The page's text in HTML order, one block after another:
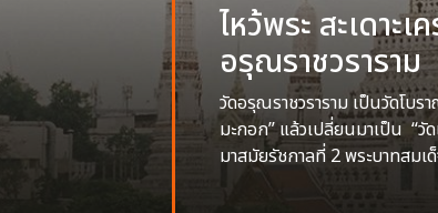
ไหว้พระ สะเดาะ
อรุณราชวราราม
วัดอรุณราชวราราม เป็นวัดโบร
มะกอก” แล้วเปลี่ยนมาเป็น “วั
มาสมัยรัชกาลที่ 2 พระบาทสมเ